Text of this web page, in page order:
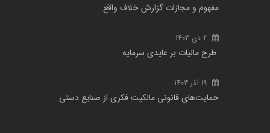
مفهوم و مجازات گزارش خلاف واقع
2 دی 1403
طرح مالیات بر عایدی سرمایه
19 آذر 1403
حمایت‌های قانونی مالکیت فکری از صنایع دستی